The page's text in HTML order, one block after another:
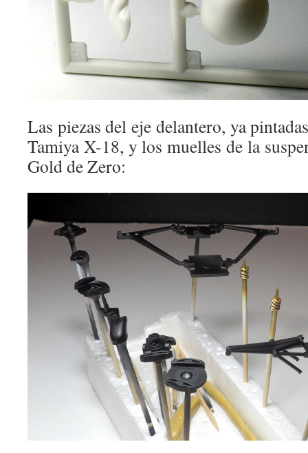
Las piezas del eje delantero, ya
Tamiya X-18, y los muelles de la
Gold de Zero: